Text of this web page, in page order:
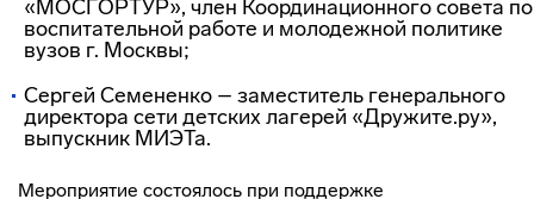
«МОСГОРТУР», член Координационного совета по
воспитательной работе и молодежной политике
вузов г. Москвы;
Сергей Семененко – заместитель генерального
директора сети детских лагерей «Дружите.ру»,
выпускник МИЭТа.
Мероприятие состоялось при поддержке